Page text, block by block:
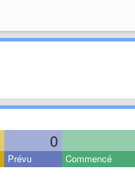
0
Prévu Commencé